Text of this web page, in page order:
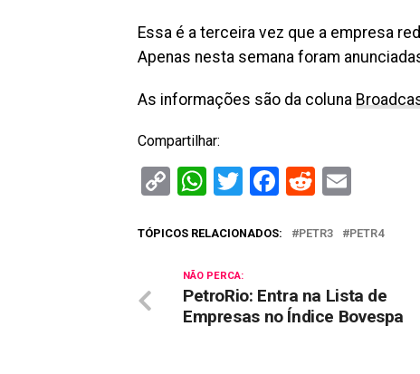
Essa é a terceira vez que a empresa
Apenas nesta semana foram
As informações são da coluna
Compartilhar:
CopyWhatsApp
Twitter
Facebook
Reddit
TÓPICOS RELACIONADOS: PETR3 PETR4
NÃO PERCA:
PetroRio: Entra na Lista de
Empresas no Índice Bovespa